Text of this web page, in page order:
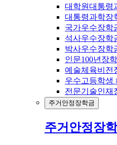
대학원대통령
대통령과학장
국가우수장학
석사우수장학
박사우수장학
인문100년장
예술체육비전
우수고등학생
전문기술인재
주거안정장학금
주거안정장